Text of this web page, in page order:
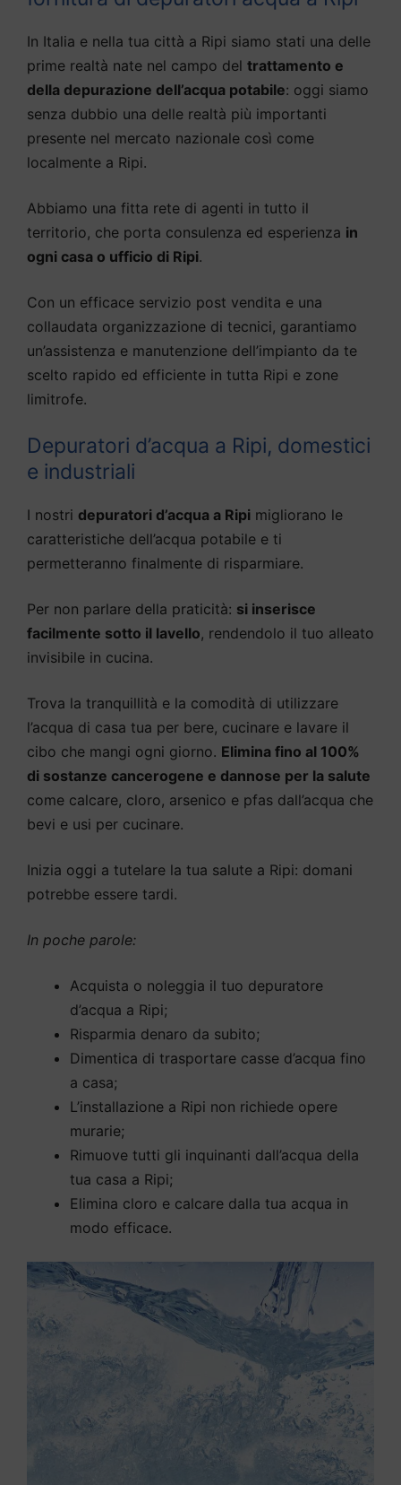
In Italia e nella tua città a Ripi siamo stati una delle
prime realtà nate nel campo del trattamento e
della depurazione dell’acqua potabile: oggi siamo
senza dubbio una delle realtà più importanti
presente nel mercato nazionale così come
localmente a Ripi.
Abbiamo una fitta rete di agenti in tutto il
territorio, che porta consulenza ed esperienza in
ogni casa o ufficio di Ripi.
Con un efficace servizio post vendita e una
collaudata organizzazione di tecnici, garantiamo
un’assistenza e manutenzione dell’impianto da te
scelto rapido ed efficiente in tutta Ripi e zone
limitrofe.
Depuratori d’acqua a Ripi, domestici
e industriali
I nostri depuratori d’acqua a Ripi migliorano le
caratteristiche dell’acqua potabile e ti
permetteranno finalmente di risparmiare.
Per non parlare della praticità: si inserisce
facilmente sotto il lavello, rendendolo il tuo alleato
invisibile in cucina.
Trova la tranquillità e la comodità di utilizzare
l’acqua di casa tua per bere, cucinare e lavare il
cibo che mangi ogni giorno. Elimina fino al 100%
di sostanze cancerogene e dannose per la salute
come calcare, cloro, arsenico e pfas dall’acqua che
bevi e usi per cucinare.
Inizia oggi a tutelare la tua salute a Ripi: domani
potrebbe essere tardi.
In poche parole:
Acquista o noleggia il tuo depuratore
d’acqua a Ripi;
Risparmia denaro da subito;
Dimentica di trasportare casse d’acqua fino
a casa;
L’installazione a Ripi non richiede opere
murarie;
Rimuove tutti gli inquinanti dall’acqua della
tua casa a Ripi;
Elimina cloro e calcare dalla tua acqua in
modo efficace.